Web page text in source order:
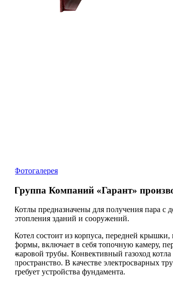
Фотогалерея
Группа Компаний «Гарант»
Котлы предназначены для получения пара с
отопления зданий и сооружений.
Котел состоит из корпуса, передней
формы, включает в себя топочную камеру,
жаровой трубы. Конвективный газоход
пространство. В качестве электросварных
требует устройства фундамента.